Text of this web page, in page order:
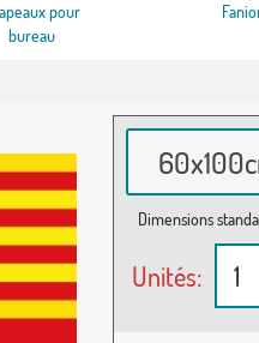
pour
bureau
Dimensions
Unités: